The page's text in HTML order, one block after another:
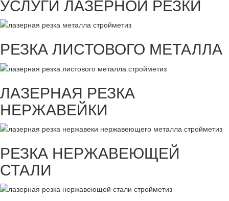
УСЛУГИ ЛАЗЕРНОЙ РЕЗКИ
РЕЗКА ЛИСТОВОГО МЕТАЛЛА
ЛАЗЕРНАЯ РЕЗКА
НЕРЖАВЕЙКИ
РЕЗКА НЕРЖАВЕЮЩЕЙ
СТАЛИ